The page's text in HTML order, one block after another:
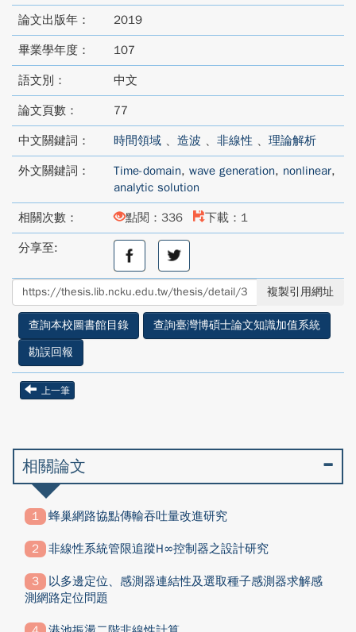
論文出版年： 2019
畢業學年度： 107
語文別： 中文
論文頁數： 77
中文關鍵詞： 時間領域 、 造波 、 非線性 、 理論解析
外文關鍵詞： Time-domain, wave generation, nonlinear,
analytic solution
相關次數： 點閱：336 下載：1
分享至:
分
至
facebook
分
享
至
twitter
複製引用網址
查詢本校圖書館目錄
查詢臺灣博碩士論文知識加值系統
勘誤回報
上一筆
相關論文
蜂巢網路協點傳輸吞吐量改進研究
非線性系統管限追蹤H∞控制器之設計研究
以多邊定位、感測器連結性及選取種子感測器求解感
測網路定位問題